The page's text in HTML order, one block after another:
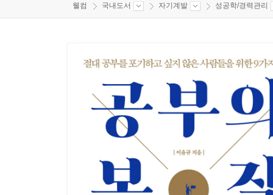
웰컴 국내도서 자기계발 성공학/경력관리